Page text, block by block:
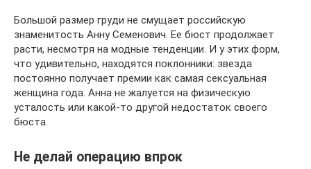
Большой размер груди не смущает российскую
знаменитость Анну Семенович. Ее бюст продолжает
расти, несмотря на модные тенденции. И у этих форм,
что удивительно, находятся поклонники: звезда
постоянно получает премии как самая сексуальная
женщина года. Анна не жалуется на физическую
усталость или какой-то другой недостаток своего
бюста.
Не делай операцию впрок